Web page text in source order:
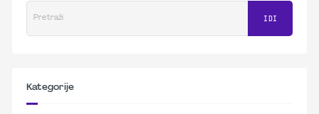
Pretraži IDI
Kategorije